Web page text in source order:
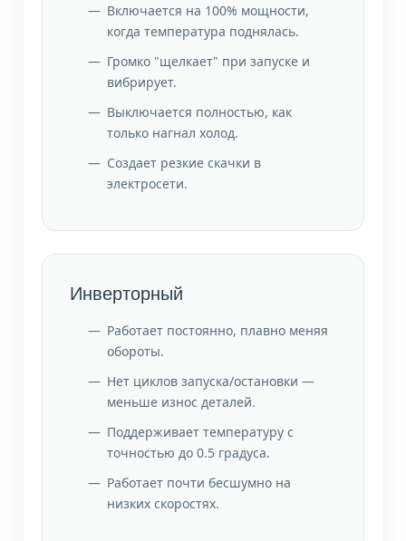
Включается на 100% мощности,
когда температура поднялась.
Громко "щелкает" при запуске и
вибрирует.
Выключается полностью, как
только нагнал холод.
Создает резкие скачки в
электросети.
Инверторный
Работает постоянно, плавно меняя
обороты.
Нет циклов запуска/остановки —
меньше износ деталей.
Поддерживает температуру с
точностью до 0.5 градуса.
Работает почти бесшумно на
низких скоростях.